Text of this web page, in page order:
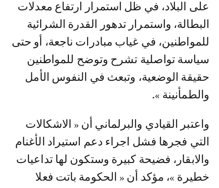
على البلاد، في ظل استمرار ارتفاع معدلات
البطالة، واستمرار تدهور القدرة الشرائية
للمواطنين، في غياب مبادرات ناجعة، أو حتى
سياسة تواصلية تشرح وتوضح للمواطنين
حقيقة الوضعية، وتبعث في النفوس الأمل
والطمأنينة ».
واعتبر القيادي والبرلماني أن « الاشكالات
التي فجرها فشل اجراء دعم استيراد الأغنام
والابقار، فضيحة كبيرة وستكون لها تداعيات
خطيرة »، مؤكد أن « الحكومة باتت فعلا